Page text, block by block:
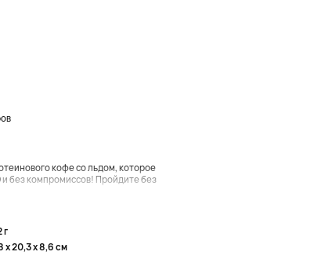
кофе со льдом, которое
без компромиссов! Пройдите без
г
x 20,3 x 8,6 см